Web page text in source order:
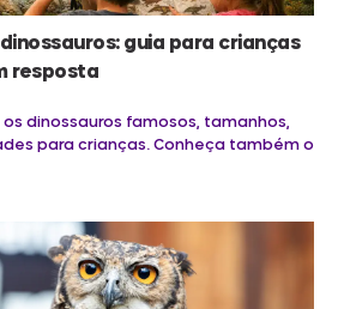
guia para crianças
resposta
dinossauros famosos, tamanhos,
para crianças. Conheça também o